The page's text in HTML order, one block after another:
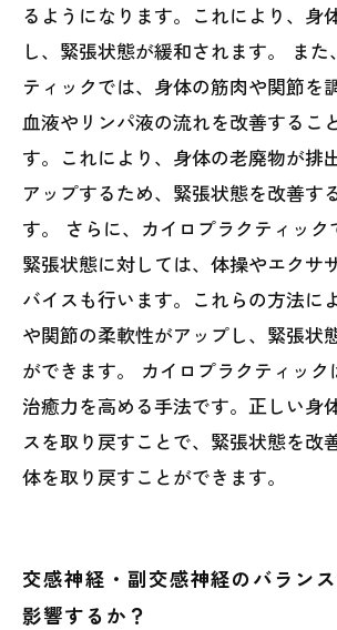
るようになります。これにより、身
し、緊張状態が緩和されます。 また
ティックでは、身体の筋肉や関節を
血液やリンパ液の流れを改善するこ
す。これにより、身体の老廃物が排
アップするため、緊張状態を改善す
す。 さらに、カイロプラクティック
緊張状態に対しては、体操やエクサ
バイスも行います。これらの方法に
や関節の柔軟性がアップし、緊張状
ができます。 カイロプラクティッ
治癒力を高める手法です。正しい身
スを取り戻すことで、緊張状態を改
体を取り戻すことができます。
交感神経・副交感神経のバラン
影響するか？